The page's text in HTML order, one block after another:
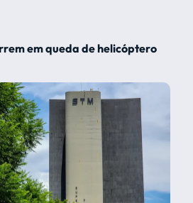
em queda de helicóptero